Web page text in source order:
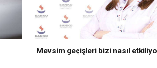
Mevsim geçişleri bizi nasıl